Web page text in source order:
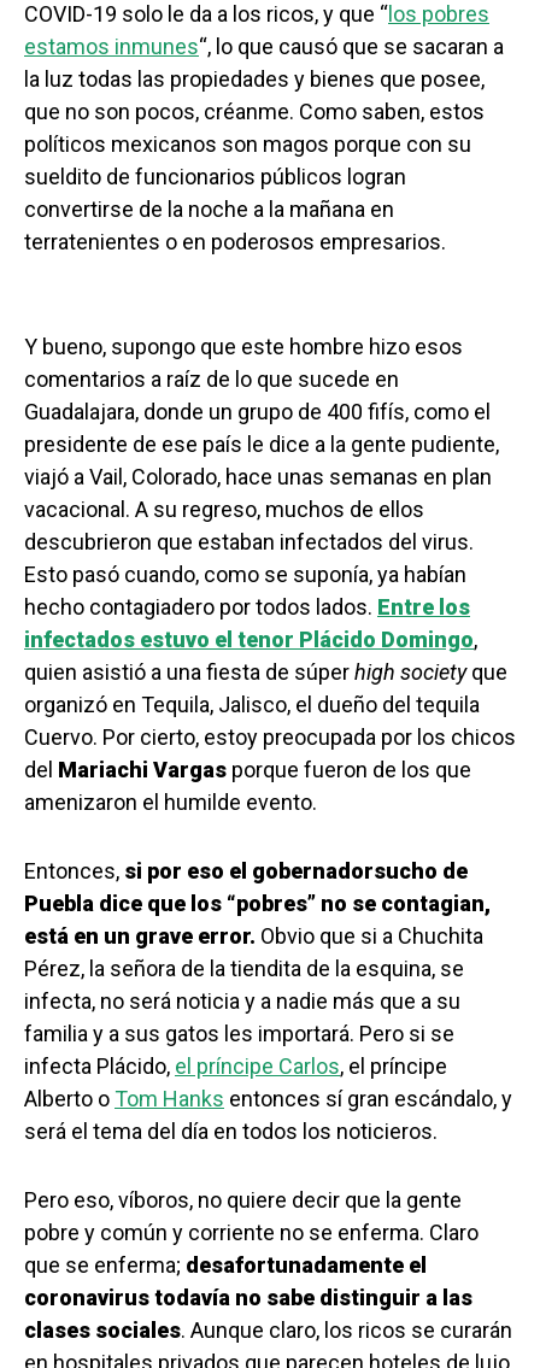
COVID-19 solo le da a los ricos, y que “ los pobres
estamos inmunes“, lo que causó que se sacaran a
la luz todas las propiedades y bienes que posee,
que no son pocos, créanme. Como saben, estos
políticos mexicanos son magos porque con su
sueldito de funcionarios públicos logran
convertirse de la noche a la mañana en
terratenientes o en poderosos empresarios.
Y bueno, supongo que este hombre hizo esos
comentarios a raíz de lo que sucede en
Guadalajara, donde un grupo de 400 fifís, como el
presidente de ese país le dice a la gente pudiente,
viajó a Vail, Colorado, hace unas semanas en plan
vacacional. A su regreso, muchos de ellos
descubrieron que estaban infectados del virus.
Esto pasó cuando, como se suponía, ya habían
hecho contagiadero por todos lados. Entre los
infectados estuvo el tenor Plácido Domingo,
quien asistió a una fiesta de súperhigh societyque
organizó en Tequila, Jalisco, el dueño del tequila
Cuervo. Por cierto, estoy preocupada por los chicos
del Mariachi Vargas porque fueron de los que
amenizaron el humilde evento.
Entonces, si por eso el gobernadorsucho de
Puebla dice que los “pobres” no se contagian,
está en un grave error. Obvio que si a Chuchita
Pérez, la señora de la tiendita de la esquina, se
infecta, no será noticia y a nadie más que a su
familia y a sus gatos les importará. Pero si se
infecta Plácido, el príncipe Carlos, el príncipe
Alberto oTom Hanks entonces sí gran escándalo, y
será el tema del día en todos los noticieros.
Pero eso, víboros, no quiere decir que la gente
pobre y común y corriente no se enferma. Claro
que se enferma; desafortunadamente el
coronavirus todavía no sabe distinguir a las
clases sociales. Aunque claro, los ricos se curarán